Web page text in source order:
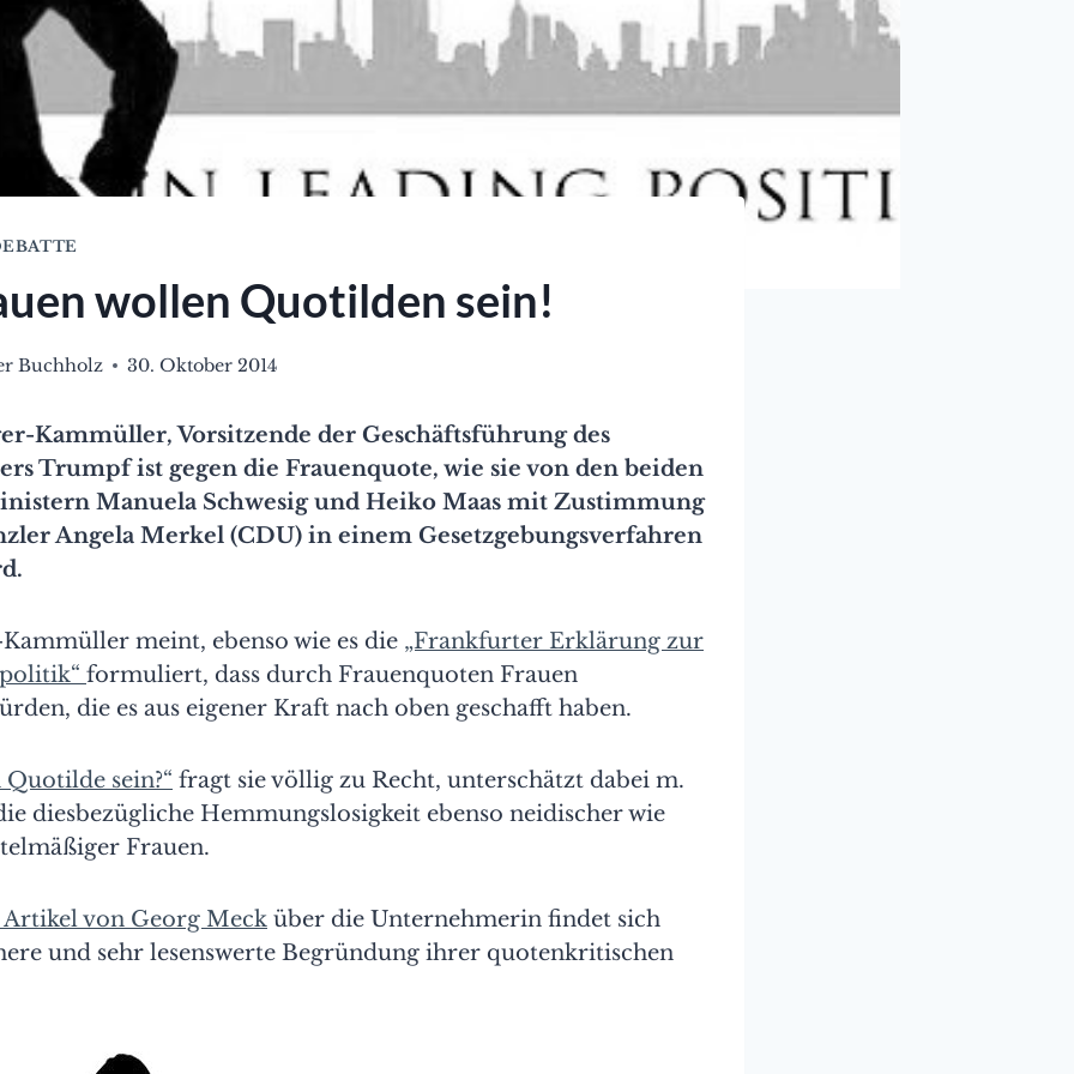
wollen Quotilden sein!
Buchholz 30. Oktober 2014
Kammüller, Vorsitzende der Geschäftsführung des
Trumpf ist gegen die Frauenquote, wie sie von den beiden
Manuela Schwesig und Heiko Maas mit Zustimmung
Angela Merkel (CDU) in einem Gesetzgebungsverfahren
meint, ebenso wie es die „Frankfurter Erklärung zur
formuliert, dass durch Frauenquoten Frauen
die es aus eigener Kraft nach oben geschafft haben.
sein?“ fragt sie völlig zu Recht, unterschätzt dabei m.
diesbezügliche Hemmungslosigkeit ebenso neidischer wie
Frauen.
von Georg Meck über die Unternehmerin findet sich
und sehr lesenswerte Begründung ihrer quotenkritischen